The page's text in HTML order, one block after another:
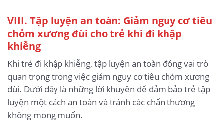
VIII. Tập luyện an toàn: Giảm nguy cơ tiêu
chỏm xương đùi cho trẻ khi đi khập
khiễng
Khi trẻ đi khập khiễng, tập luyện an toàn đóng vai trò
quan trọng trong việc giảm nguy cơ tiêu chỏm xương
đùi. Dưới đây là những lời khuyên để đảm bảo trẻ tập
luyện một cách an toàn và tránh các chấn thương
không mong muốn.